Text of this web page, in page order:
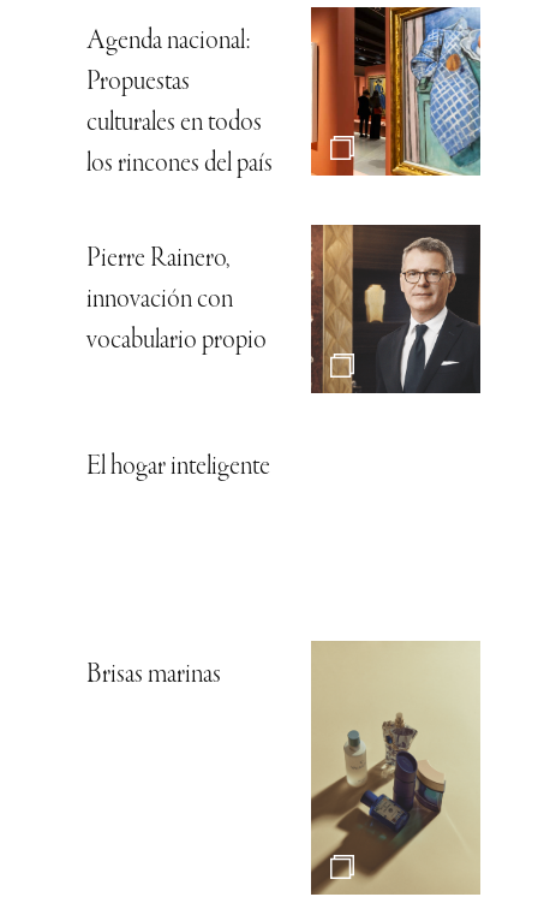
Agenda nacional:
Propuestas
culturales en todos
los rincones del país
Pierre Rainero,
innovación con
vocabulario propio
El hogar inteligente
Brisas marinas